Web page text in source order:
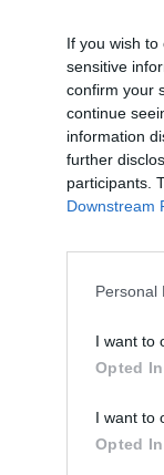
If you wish
sensitive
confirm your
continue
information
further
participants.
Downstream
Personal
I want to
Opted In
I want to
Opted In
προτάσεις του